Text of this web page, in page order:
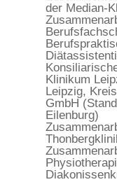
der Median-
Klinikum
Leipzig,
GmbH
Eilenburg)